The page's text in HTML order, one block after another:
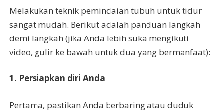
Melakukan teknik pemindaian tubuh untuk tidur
sangat mudah. Berikut adalah panduan langkah
demi langkah (jika Anda lebih suka mengikuti
video, gulir ke bawah untuk dua yang bermanfaat):
1. Persiapkan diri Anda
Pertama, pastikan Anda berbaring atau duduk